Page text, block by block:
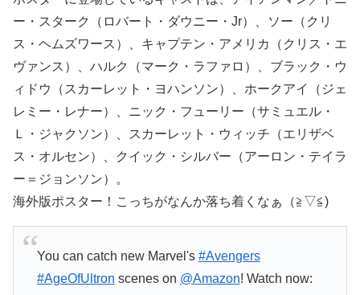
ー・スターク（ロバート・ダウニー・Jr）、ソー（クリ
ス・ヘムズワース）、キャプテン・アメリカ（クリス・エ
ヴァンス）、ハルク（マーク・ラファロ）、ブラック・ウ
ィドウ（スカーレット・ヨハンソン）、ホークアイ（ジェ
レミー・レナー）、ニック・フューリー（サミュエル・
Ｌ・ジャクソン）、スカーレット・ウィッチ（エリザベ
ス・オルセン）、クイック・シルバー（アーロン・テイラ
ー＝ジョンソン）。
海外版ポスター！こっちがなんか落ち着くなぁ（≧▽≦)
You can catch new Marvel's #Avengers
#AgeOfUltron scenes on @Amazon! Watch now: